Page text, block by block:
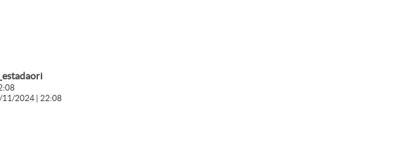
11/2024 | 22:08